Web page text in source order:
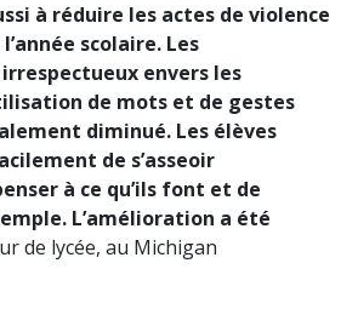
à réduire les actes de violence
scolaire. Les
envers les
de mots et de gestes
diminué. Les élèves
de s’asseoir
à ce qu’ils font et de
L’amélioration a été
de lycée, au Michigan